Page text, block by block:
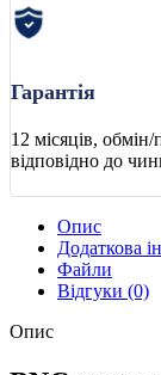
Гарантія
12 місяців,
відповідно до
Опис
Додаткова
Файли
Відгуки (0)
Опис